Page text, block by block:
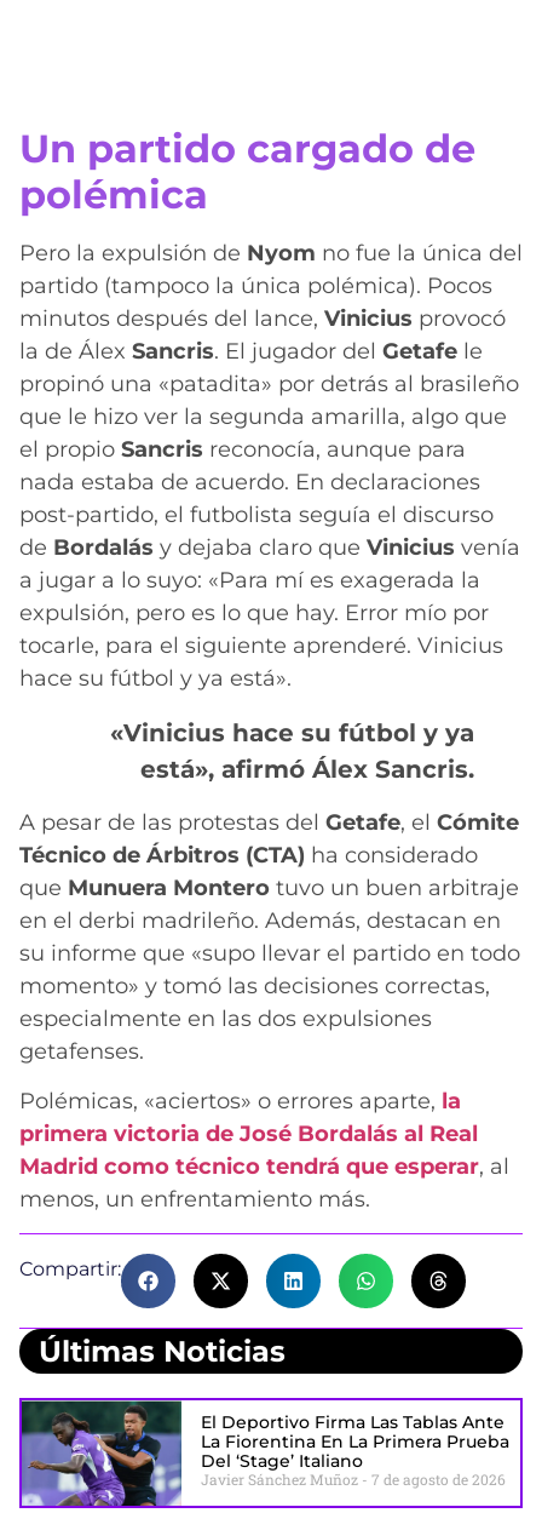
Un partido cargado de
polémica
Pero la expulsión de Nyom no fue la única del
partido (tampoco la única polémica). Pocos
minutos después del lance, Vinicius provocó
la de Álex Sancris. El jugador del Getafe le
propinó una «patadita» por detrás al brasileño
que le hizo ver la segunda amarilla, algo que
el propio Sancris reconocía, aunque para
nada estaba de acuerdo. En declaraciones
post-partido, el futbolista seguía el discurso
de Bordalás y dejaba claro que Vinicius venía
a jugar a lo suyo: «Para mí es exagerada la
expulsión, pero es lo que hay. Error mío por
tocarle, para el siguiente aprenderé. Vinicius
hace su fútbol y ya está».
«Vinicius hace su fútbol y ya
está», afirmó Álex Sancris.
A pesar de las protestas del Getafe, el Cómite
Técnico de Árbitros (CTA) ha considerado
que Munuera Montero tuvo un buen arbitraje
en el derbi madrileño. Además, destacan en
su informe que «supo llevar el partido en todo
momento» y tomó las decisiones correctas,
especialmente en las dos expulsiones
getafenses.
Polémicas, «aciertos» o errores aparte, la
primera victoria de José Bordalás al Real
Madrid como técnico tendrá que esperar, al
menos, un enfrentamiento más.
Compartir:
Últimas Noticias
El Deportivo Firma Las Tablas Ante
La Fiorentina En La Primera Prueba
Del ‘stage’ Italiano
Javier Sánchez Muñoz 7 de agosto de 2026